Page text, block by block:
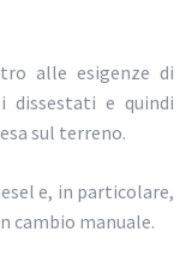
alle esigenze di
dissestati e quindi
sul terreno.
e, in particolare,
cambio manuale.